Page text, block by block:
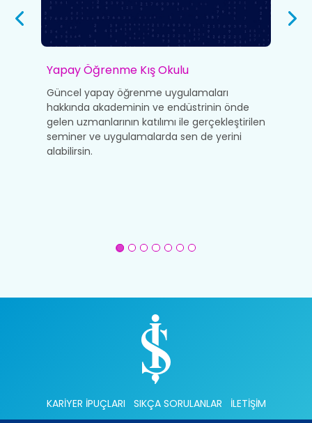
Yapay Öğrenme Kış Okulu
Güncel yapay öğrenme uygulamaları
hakkında akademinin ve endüstrinin önde
gelen uzmanlarının katılımı ile gerçekleştirilen
seminer ve uygulamalarda sen de yerini
alabilirsin.
KARİYER İPUÇLARI SIKÇA SORULANLAR İLETİŞİM